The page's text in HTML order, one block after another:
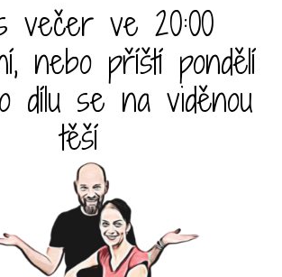
večer ve 20:00
nebo příští pondělí
dílu se na viděnou
těší